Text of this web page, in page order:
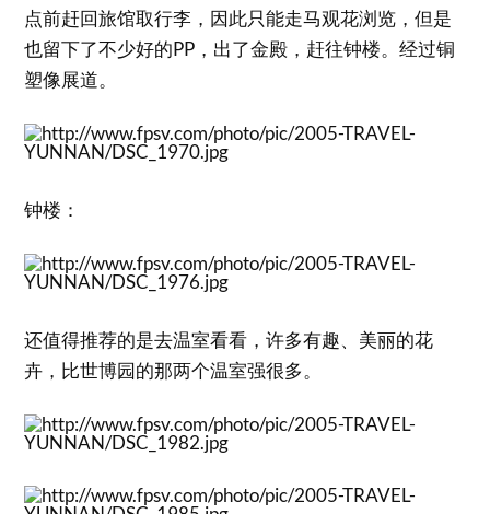
点前赶回旅馆取行李，因此只能走马观花浏览，但是
也留下了不少好的PP，出了金殿，赶往钟楼。经过铜
塑像展道。
钟楼：
还值得推荐的是去温室看看，许多有趣、美丽的花
卉，比世博园的那两个温室强很多。